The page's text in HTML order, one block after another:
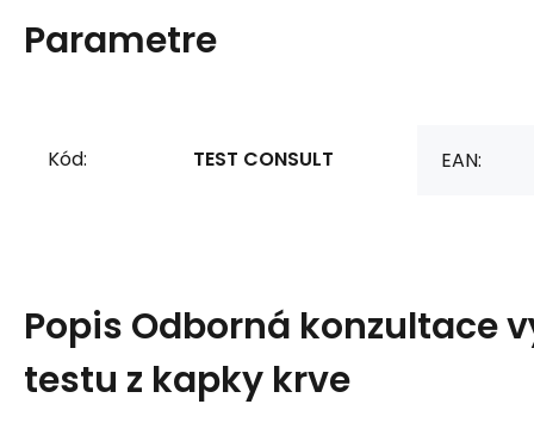
Parametre
Kód: TEST CONSULT EAN:
Popis Odborná konzultace
testu z kapky krve